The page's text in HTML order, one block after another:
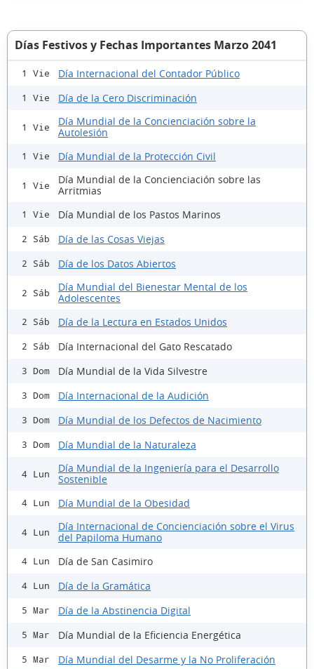
Días Festivos y Fechas Importantes Marzo 2041
1 Vie Día Internacional del Contador Público
1 Vie Día de la Cero Discriminación
1 Vie
Día Mundial de la Concienciación sobre la
Autolesión
1 Vie Día Mundial de la Protección Civil
1 Vie
Día Mundial de la Concienciación sobre las
Arritmias
1 Vie Día Mundial de los Pastos Marinos
2 Sáb Día de las Cosas Viejas
2 Sáb Día de los Datos Abiertos
2 Sáb
Día Mundial del Bienestar Mental de los
Adolescentes
2 Sáb Día de la Lectura en Estados Unidos
2 Sáb Día Internacional del Gato Rescatado
3 Dom Día Mundial de la Vida Silvestre
3 Dom Día Internacional de la Audición
3 Dom Día Mundial de los Defectos de Nacimiento
3 Dom Día Mundial de la Naturaleza
4 Lun
Día Mundial de la Ingeniería para el Desarrollo
Sostenible
4 Lun Día Mundial de la Obesidad
4 Lun
Día Internacional de Concienciación sobre el Virus
del Papiloma Humano
4 Lun Día de San Casimiro
4 Lun Día de la Gramática
5 Mar Día de la Abstinencia Digital
5 Mar Día Mundial de la Eficiencia Energética
5 Mar Día Mundial del Desarme y la No Proliferación